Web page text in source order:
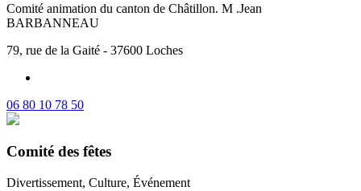
Comité animation du canton de Châtillon. M .Jean
BARBANNEAU
79, rue de la Gaité - 37600 Loches
06 80 10 78 50
Comité des fêtes
Divertissement, Culture, Événement